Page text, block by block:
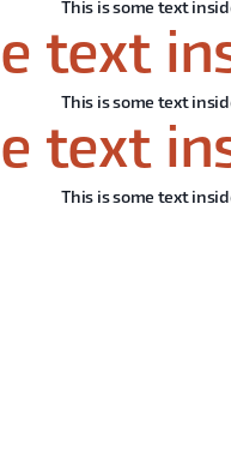
This is some text
text
This is some text
text
This is some text